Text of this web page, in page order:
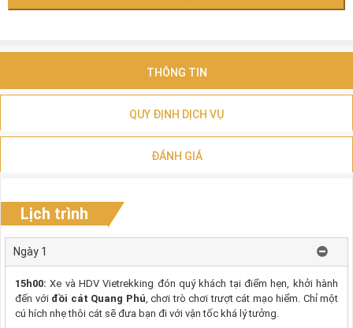
THÔNG TIN
QUY ĐỊNH DỊCH VỤ
ĐÁNH GIÁ
Lịch trình
Ngày 1
15h00: Xe và HDV Vietrekking đón quý khách tại điểm hẹn, khởi hành
đến với đồi cát Quang Phú , chơi trò chơi trượt cát mạo hiểm. Chỉ một
cú hích nhẹ thôi cát sẽ đưa bạn đi với vận tốc khá lý tưởng.